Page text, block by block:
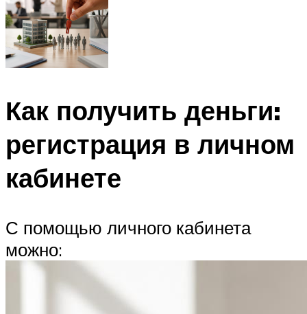
Как получить деньги:
регистрация в личном
кабинете
С помощью личного кабинета
можно: